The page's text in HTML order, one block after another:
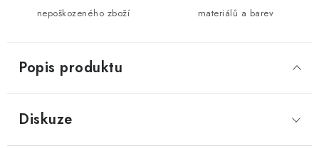
nepoškozeného zboží materiálů a barev
Popis produktu
Diskuze